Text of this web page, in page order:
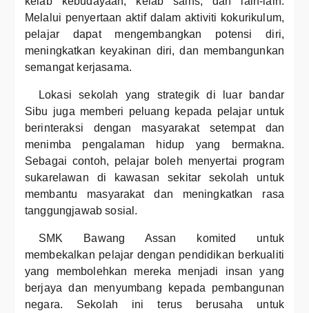
Melalui penyertaan aktif dalam aktiviti kokurikulum,
pelajar dapat mengembangkan potensi diri,
meningkatkan keyakinan diri, dan membangunkan
semangat kerjasama.
Lokasi sekolah yang strategik di luar bandar
Sibu juga memberi peluang kepada pelajar untuk
berinteraksi dengan masyarakat setempat dan
menimba pengalaman hidup yang bermakna.
Sebagai contoh, pelajar boleh menyertai program
sukarelawan di kawasan sekitar sekolah untuk
membantu masyarakat dan meningkatkan rasa
tanggungjawab sosial.
SMK Bawang Assan komited untuk
membekalkan pelajar dengan pendidikan berkualiti
yang membolehkan mereka menjadi insan yang
berjaya dan menyumbang kepada pembangunan
negara. Sekolah ini terus berusaha untuk